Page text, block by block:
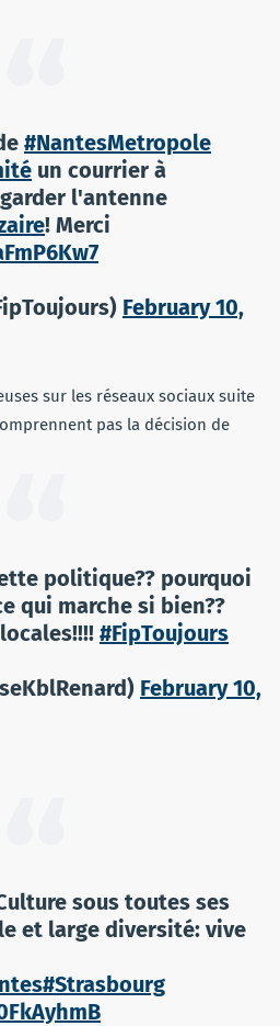
#NantesMetropole
un courrier à
l'antenne
! Merci
February 10,
sur les réseaux sociaux suite
pas la décision de
politique?? pourquoi
qui marche si bien??
locales!!!! #FipToujours
February 10,
sous toutes ses
et large diversité: vive
#Strasbourg